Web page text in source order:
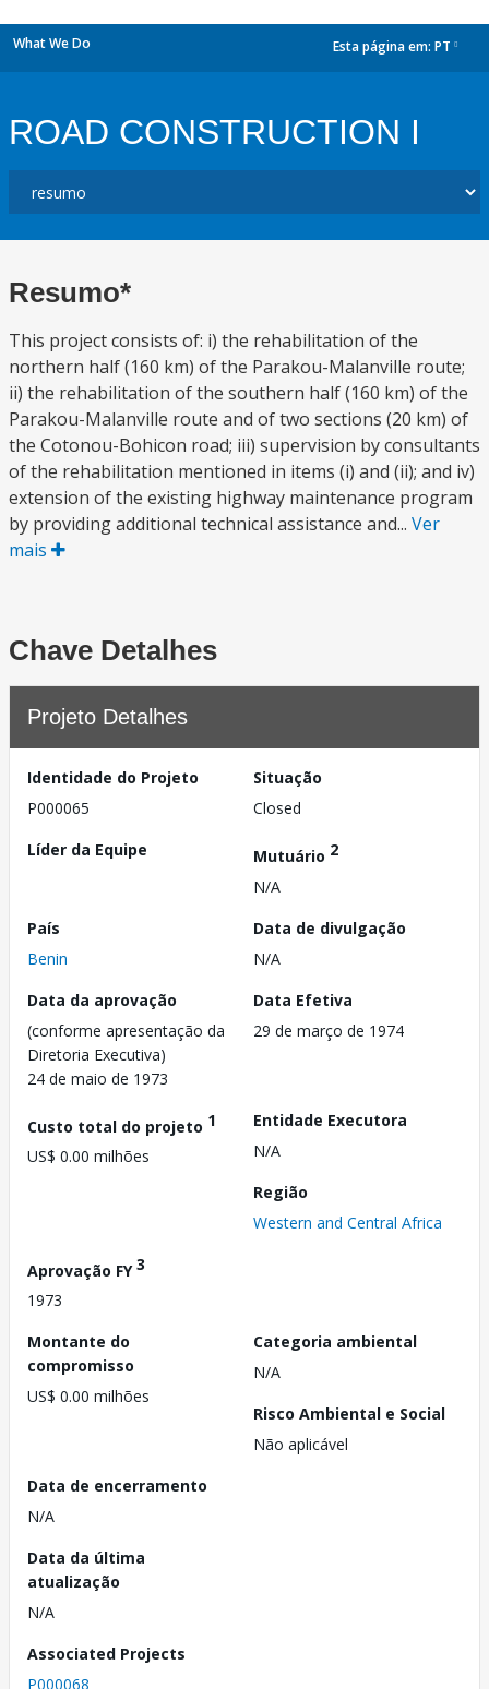
What We Do Esta página em: PT
ROAD CONSTRUCTION I
Resumo*
This project consists of: i) the rehabilitation of the
northern half (160 km) of the Parakou-Malanville route;
ii) the rehabilitation of the southern half (160 km) of the
Parakou-Malanville route and of two sections (20 km) of
the Cotonou-Bohicon road; iii) supervision by consultants
of the rehabilitation mentioned in items (i) and (ii); and iv)
extension of the existing highway maintenance program
by providing additional technical assistance and... Ver
mais
Chave Detalhes
Projeto Detalhes
Identidade do Projeto
P000065
Situação
Closed
Líder da Equipe
Mutuário 2
N/A
País
Benin
Data de divulgação
N/A
Data da aprovação
(conforme apresentação da
Diretoria Executiva)
24 de maio de 1973
Data Efetiva
29 de março de 1974
Custo total do projeto 1
US$ 0.00 milhões
Entidade Executora
N/A
Região
Western and Central Africa
Aprovação FY3
1973
Montante do
compromisso
US$ 0.00 milhões
Categoria ambiental
N/A
Risco Ambiental e Social
Não aplicável
Data de encerramento
N/A
Data da última
atualização
N/A
Associated Projects
P000068